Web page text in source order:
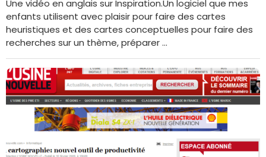
Une vidéo en anglais sur Inspiration.Un logiciel que mes
enfants utilisent avec plaisir pour faire des cartes
heuristiques et des cartes conceptuelles pour faire des
recherches sur un thème, préparer …